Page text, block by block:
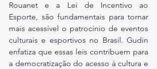
Rouanet e a Lei de Incentivo ao
Esporte, são fundamentais para tornar
mais acessível o patrocínio de eventos
culturais e esportivos no Brasil. Gudin
enfatiza que essas leis contribuem para
a democratização do acesso à cultura e